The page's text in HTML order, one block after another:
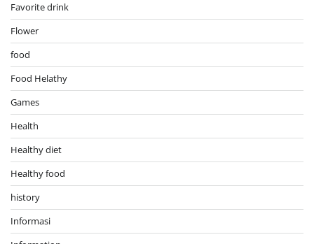
Favorite drink
Flower
food
Food Helathy
Games
Health
Healthy diet
Healthy food
history
Informasi